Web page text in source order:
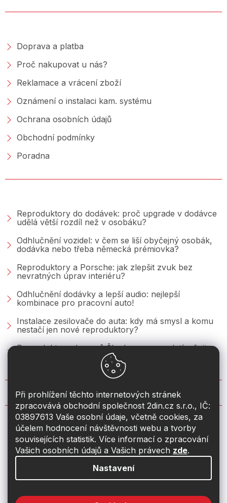
Při prohlížení těchto internetových stránek
zpracovává obchodní společnost 2din.cz s.r.o., IČ:
03897613 Vaše osobní údaje, včetně cookies, za
účelem hodnocení návštěvnosti webu a tvorby
souvisejících statistik. Více informací o zpracování
Vašich osobních údajů a Vašich právech zde.
Nastavení
Doprava a platba
Proč nakupovat u nás?
Reklamace a vrácení zboží
Oznámení o instalaci kam. systému
Ochrana osobních údajů
Obchodní podmínky
Poradna
Reproduktory do dodávek: proč upgrade v dodávce
udělá větší rozdíl než v osobáku?
Odhlučnění vozidel: v čem se liší obyčejný osobák,
dodávka nebo třeba německá prémiovka?
Reproduktory a Porsche: jak zlepšit zvuk bez
nevratných úprav interiéru?
Odhlučnění dodávky a lepší audio: nejlepší
kombinace pro pracovní auto!
Instalace zesilovače do auta: kdy má smysl a komu
nestačí jen nové reproduktory?
Reproduktory do vozů Škoda: co se vyplatí měnit u
Fabie, Octavie a Superbu?
KONTAKT
info@2din.cz
774 19 55 33